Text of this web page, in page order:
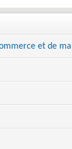
et de